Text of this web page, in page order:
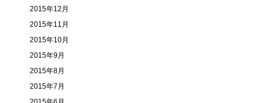
2015年12月
2015年11月
2015年10月
2015年9月
2015年8月
2015年7月